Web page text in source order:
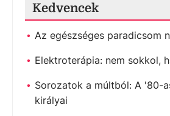
Kedvencek
Az egészséges paradicsom
Elektroterápia: nem sokkol,
Sorozatok a múltból: A '80-
királyai